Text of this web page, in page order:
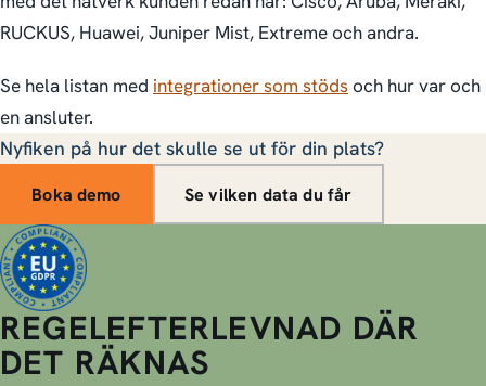
RUCKUS, Huawei, Juniper Mist, Extreme och andra.
Se hela listan med integrationer som stödsoch hur var och
en ansluter.
Nyfiken på hur det skulle se ut för din plats?
Boka demo Se vilken data du får
REGELEFTERLEVNAD DÄR
DET RÄKNAS